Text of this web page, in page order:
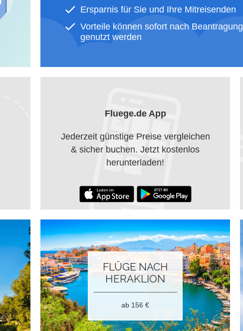
Ersparnis für Sie und Ihre Mitreisenden
Vorteile können sofort nach Beantragung
genutzt werden
Fluege.de App
Jederzeit günstige Preise vergleichen
& sicher buchen. Jetzt kostenlos
herunterladen!
FLÜGE NACH
HERAKLION
ab 156 €